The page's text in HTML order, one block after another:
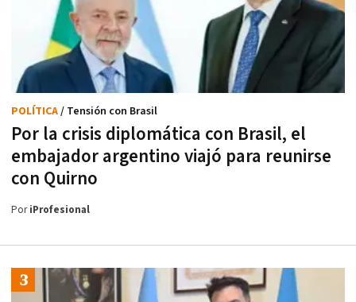
Por la crisis diplomática con Brasil, el
embajador argentino viajó para reunirse
con Quirno
POLÍTICA/ Tensión con Brasil
PoriProfesional